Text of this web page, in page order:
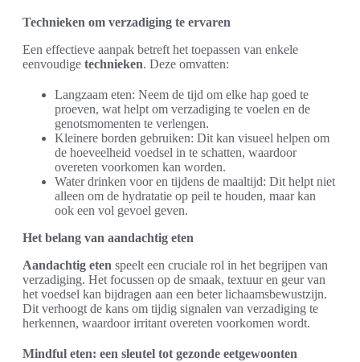
Technieken om verzadiging te ervaren
Een effectieve aanpak betreft het toepassen van enkele
eenvoudige technieken. Deze omvatten:
Langzaam eten: Neem de tijd om elke hap goed te
proeven, wat helpt om verzadiging te voelen en de
genotsmomenten te verlengen.
Kleinere borden gebruiken: Dit kan visueel helpen om
de hoeveelheid voedsel in te schatten, waardoor
overeten voorkomen kan worden.
Water drinken voor en tijdens de maaltijd: Dit helpt niet
alleen om de hydratatie op peil te houden, maar kan
ook een vol gevoel geven.
Het belang van aandachtig eten
Aandachtig eten speelt een cruciale rol in het begrijpen van
verzadiging. Het focussen op de smaak, textuur en geur van
het voedsel kan bijdragen aan een beter lichaamsbewustzijn.
Dit verhoogt de kans om tijdig signalen van verzadiging te
herkennen, waardoor irritant overeten voorkomen wordt.
Mindful eten: een sleutel tot gezonde eetgewoonten